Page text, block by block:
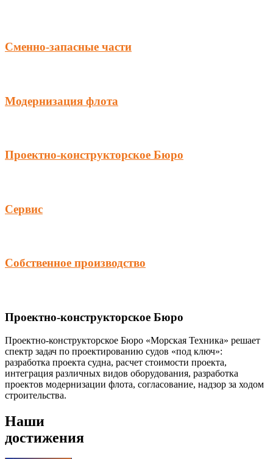
Сменно-запасные части
Модернизация флота
Проектно-конструкторское Бюро
Сервис
Собственное производство
Проектно-конструкторское Бюро
Проектно-конструкторское Бюро «Морская Техника» решает
спектр задач по проектированию судов «под ключ»:
разработка проекта судна, расчет стоимости проекта,
интеграция различных видов оборудования, разработка
проектов модернизации флота, согласование, надзор за ходом
строительства.
Наши
достижения